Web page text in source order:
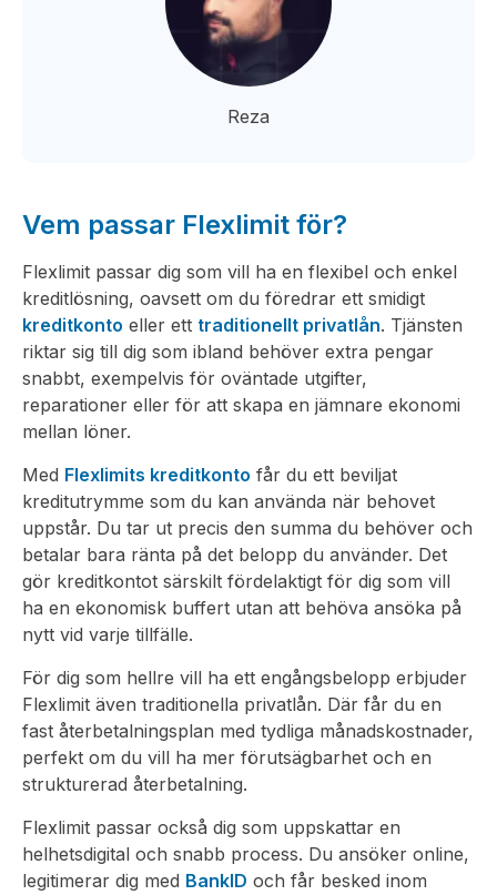
Reza
Vem passar Flexlimit för?
Flexlimit passar dig som vill ha en flexibel och enkel
kreditlösning, oavsett om du föredrar ett smidigt
kreditkonto eller ett traditionellt privatlån. Tjänsten
riktar sig till dig som ibland behöver extra pengar
snabbt, exempelvis för oväntade utgifter,
reparationer eller för att skapa en jämnare ekonomi
mellan löner.
Med Flexlimits kreditkonto får du ett beviljat
kreditutrymme som du kan använda när behovet
uppstår. Du tar ut precis den summa du behöver och
betalar bara ränta på det belopp du använder. Det
gör kreditkontot särskilt fördelaktigt för dig som vill
ha en ekonomisk buffert utan att behöva ansöka på
nytt vid varje tillfälle.
För dig som hellre vill ha ett engångsbelopp erbjuder
Flexlimit även traditionella privatlån. Där får du en
fast återbetalningsplan med tydliga månadskostnader,
perfekt om du vill ha mer förutsägbarhet och en
strukturerad återbetalning.
Flexlimit passar också dig som uppskattar en
helhetsdigital och snabb process. Du ansöker online,
legitimerar dig med BankID och får besked inom